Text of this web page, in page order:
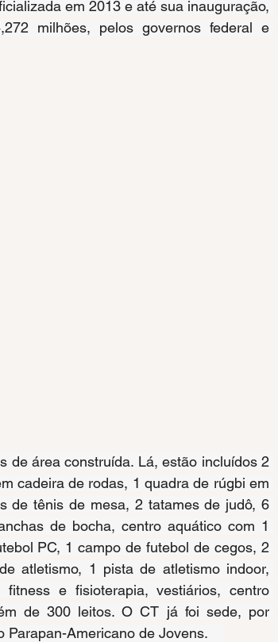
em 2013 e até sua inauguração,
milhões, pelos governos federal e
área construída. Lá, estão incluídos 2
cadeira de rodas, 1 quadra de rúgbi em
de tênis de mesa, 2 tatames de judô, 6
de bocha, centro aquático com 1
PC, 1 campo de futebol de cegos, 2
atletismo, 1 pista de atletismo indoor,
e fisioterapia, vestiários, centro
de 300 leitos. O CT já foi sede, por
Parapan-Americano de Jovens.